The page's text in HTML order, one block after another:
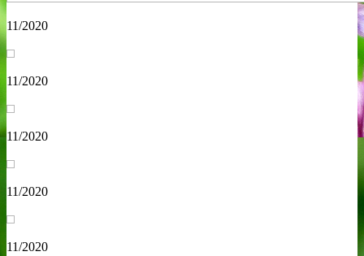
11/2020
11/2020
11/2020
11/2020
11/2020